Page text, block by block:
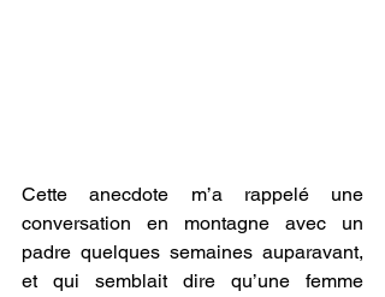
Cette anecdote m’a rappelé une
conversation en montagne avec un
padre quelques semaines auparavant,
et qui semblait dire qu’une femme